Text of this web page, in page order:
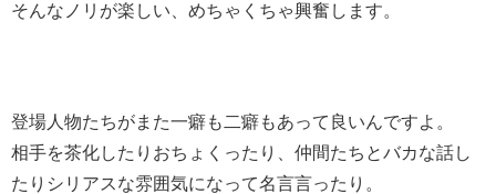
そんなノリが楽しい、めちゃくちゃ興奮します。
登場人物たちがまた一癖も二癖もあって良いんですよ。
相手を茶化したりおちょくったり、仲間たちとバカな話し
たりシリアスな雰囲気になって名言言ったり。